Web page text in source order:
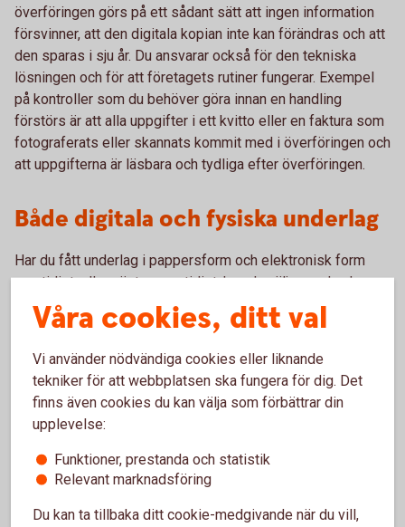
överföringen görs på ett sådant sätt att ingen information
försvinner, att den digitala kopian inte kan förändras och att
den sparas i sju år. Du ansvarar också för den tekniska
lösningen och för att företagets rutiner fungerar. Exempel
på kontroller som du behöver göra innan en handling
förstörs är att alla uppgifter i ett kvitto eller en faktura som
fotograferats eller skannats kommit med i överföringen och
att uppgifterna är läsbara och tydliga efter överföringen.
Både digitala och fysiska underlag
Har du fått underlag i pappersform och elektronisk form
samtidigt, eller nästan samtidigt, kan du välja om du ska
arkivera underlaget digitalt eller i pappersform. Väljer du att
spara det elektroniska underlaget kan du slänga
behålla ska sparas i sju år.
Mer information finns i Bokföringsnämndens vägledning
BFNAR 2013:2.
Våra cookies, ditt val
Vi använder nödvändiga cookies eller liknande
tekniker för att webbplatsen ska fungera för dig. Det
finns även cookies du kan välja som förbättrar din
upplevelse:
Funktioner, prestanda och statistik
Relevant marknadsföring
Du kan ta tillbaka ditt cookie-medgivande när du vill,